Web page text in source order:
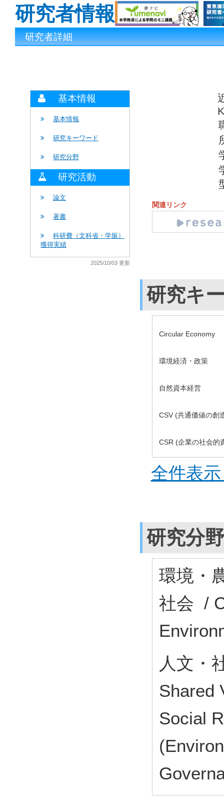
研究者情報
研究者詳細
基本情報
基本情報
研究キーワード
研究分野
研究活動
論文
著書
科研費（文科省・学振）
獲得実績
2025/10/03 更新
関連リンク
研究キ
Circular Economy
環境経済・政策
自然資本経営
CSV (共通価値の創
CSR (企業の社会的
全件表
研究分野
環境・
社会 /
人文・
Shared
Social